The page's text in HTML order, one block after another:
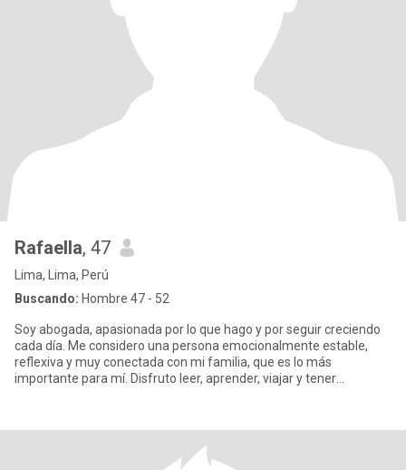
Rafaella, 47
Lima, Lima, Perú
Buscando: Hombre 47 - 52
Soy abogada, apasionada por lo que hago y por seguir creciendo
cada día. Me considero una persona emocionalmente estable,
reflexiva y muy conectada con mi familia, que es lo más
importante para mí. Disfruto leer, aprender, viajar y tener